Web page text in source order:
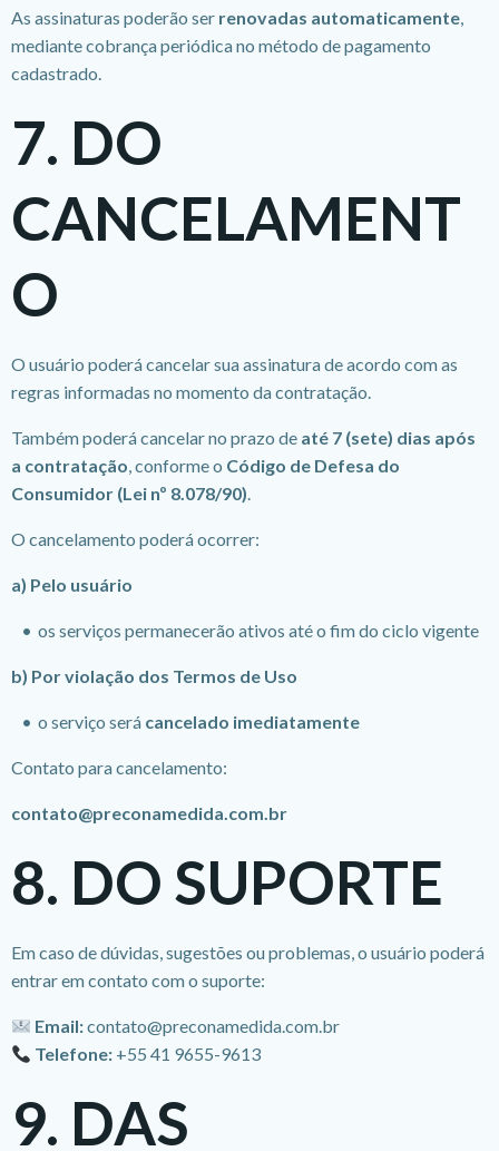
As assinaturas poderão ser renovadas automaticamente,
mediante cobrança periódica no método de pagamento
cadastrado.
7. DO
CANCELAMENT
O
O usuário poderá cancelar sua assinatura de acordo com as
regras informadas no momento da contratação.
Também poderá cancelar no prazo de até 7 (sete) dias após
a contratação, conforme o Código de Defesa do
Consumidor (Lei nº 8.078/90).
O cancelamento poderá ocorrer:
a) Pelo usuário
os serviços permanecerão ativos até o fim do ciclo vigente
b) Por violação dos Termos de Uso
o serviço será cancelado imediatamente
Contato para cancelamento:
contato@preconamedida.com.br
8. DO SUPORTE
Em caso de dúvidas, sugestões ou problemas, o usuário poderá
entrar em contato com o suporte:
Email:contato@preconamedida.com.br
Telefone: +55 41 9655-9613
9. DAS